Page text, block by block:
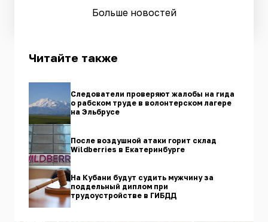
Больше новостей
Читайте также
Следователи проверяют жалобы на гида
о рабском труде в волонтерском лагере
на Эльбрусе
После воздушной атаки горит склад
Wildberries в Екатеринбурге
На Кубани будут судить мужчину за
поддельный диплом при
трудоустройстве в ГИБДД